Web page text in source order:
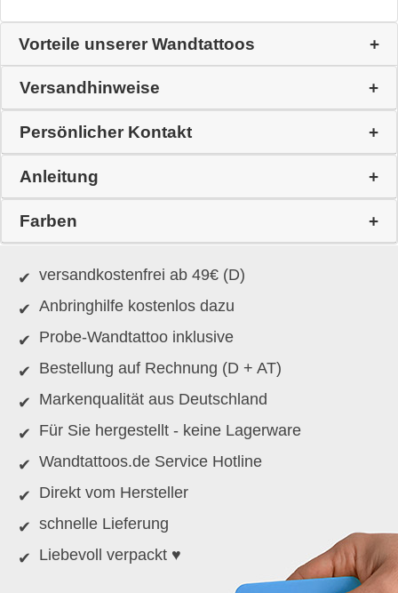
Vorteile unserer Wandtattoos
Versandhinweise
Persönlicher Kontakt
Anleitung
Farben
versandkostenfrei ab 49€ (D)
Anbringhilfe kostenlos dazu
Probe-Wandtattoo inklusive
Bestellung auf Rechnung (D + AT)
Markenqualität aus Deutschland
Für Sie hergestellt - keine Lagerware
Wandtattoos.de Service Hotline
Direkt vom Hersteller
schnelle Lieferung
Liebevoll verpackt ♥